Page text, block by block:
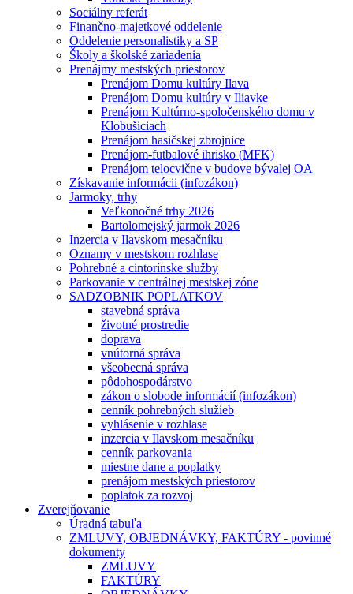
Sociálny referát
Finančno-majetkové oddelenie
Oddelenie personalistiky a SP
Školy a školské zariadenia
Prenájmy mestských priestorov
Prenájom Domu kultúry Ilava
Prenájom Domu kultúry v Iliavke
Prenájom Kultúrno-spoločenského domu v
Klobušiciach
Prenájom hasičskej zbrojnice
Prenájom-futbalové ihrisko (MFK)
Prenájom telocvične v budove bývalej OA
Získavanie informácii (infozákon)
Jarmoky, trhy
Veľkonočné trhy 2026
Bartolomejský jarmok 2026
Inzercia v Ilavskom mesačníku
Oznamy v mestskom rozhlase
Pohrebné a cintorínske služby
Parkovanie v centrálnej mestskej zóne
SADZOBNIK POPLATKOV
stavebná správa
životné prostredie
doprava
vnútorná správa
všeobecná správa
pôdohospodárstvo
zákon o slobode informácií (infozákon)
cenník pohrebných služieb
vyhlásenie v rozhlase
inzercia v Ilavskom mesačníku
cenník parkovania
miestne dane a poplatky
prenájom mestských priestorov
poplatok za rozvoj
Zverejňovanie
Úradná tabuľa
ZMLUVY, OBJEDNÁVKY, FAKTÚRY - povinné
dokumenty
ZMLUVY
FAKTÚRY